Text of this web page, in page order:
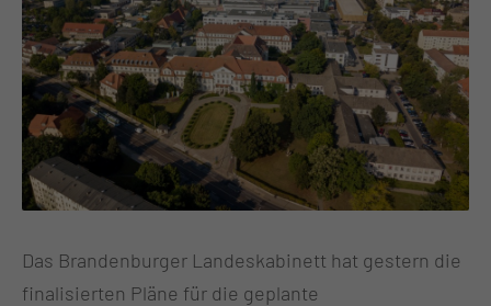
Das Brandenburger Landeskabinett hat gestern die
finalisierten Pläne für die geplante